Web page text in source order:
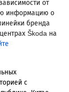
от
информацию о
бренда
Škoda на
с